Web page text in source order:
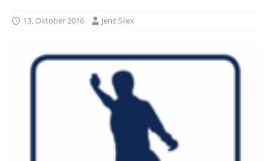
13. Oktober 2016 Jens Silex